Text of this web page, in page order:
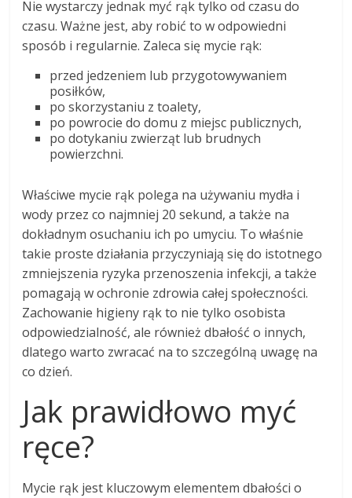
Nie wystarczy jednak myć rąk tylko od czasu do
czasu. Ważne jest, aby robić to w odpowiedni
sposób i regularnie. Zaleca się mycie rąk:
przed jedzeniem lub przygotowywaniem
posiłków,
po skorzystaniu z toalety,
po powrocie do domu z miejsc publicznych,
po dotykaniu zwierząt lub brudnych
powierzchni.
Właściwe mycie rąk polega na używaniu mydła i
wody przez co najmniej 20 sekund, a także na
dokładnym osuchaniu ich po umyciu. To właśnie
takie proste działania przyczyniają się do istotnego
zmniejszenia ryzyka przenoszenia infekcji, a także
pomagają w ochronie zdrowia całej społeczności.
Zachowanie higieny rąk to nie tylko osobista
odpowiedzialność, ale również dbałość o innych,
dlatego warto zwracać na to szczególną uwagę na
co dzień.
Jak prawidłowo myć
ręce?
Mycie rąk jest kluczowym elementem dbałości o